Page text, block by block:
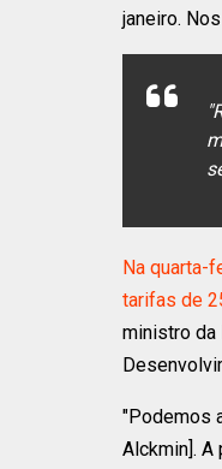
janeiro.
Na quarta-
tarifas de
ministro da
"Podemos
Alckmin].